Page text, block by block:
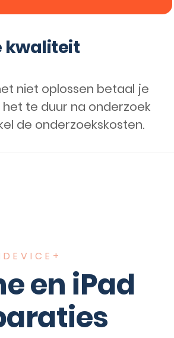
kwaliteit
niet oplossen betaal je
het te duur na onderzoek
de onderzoekskosten.
en iPad